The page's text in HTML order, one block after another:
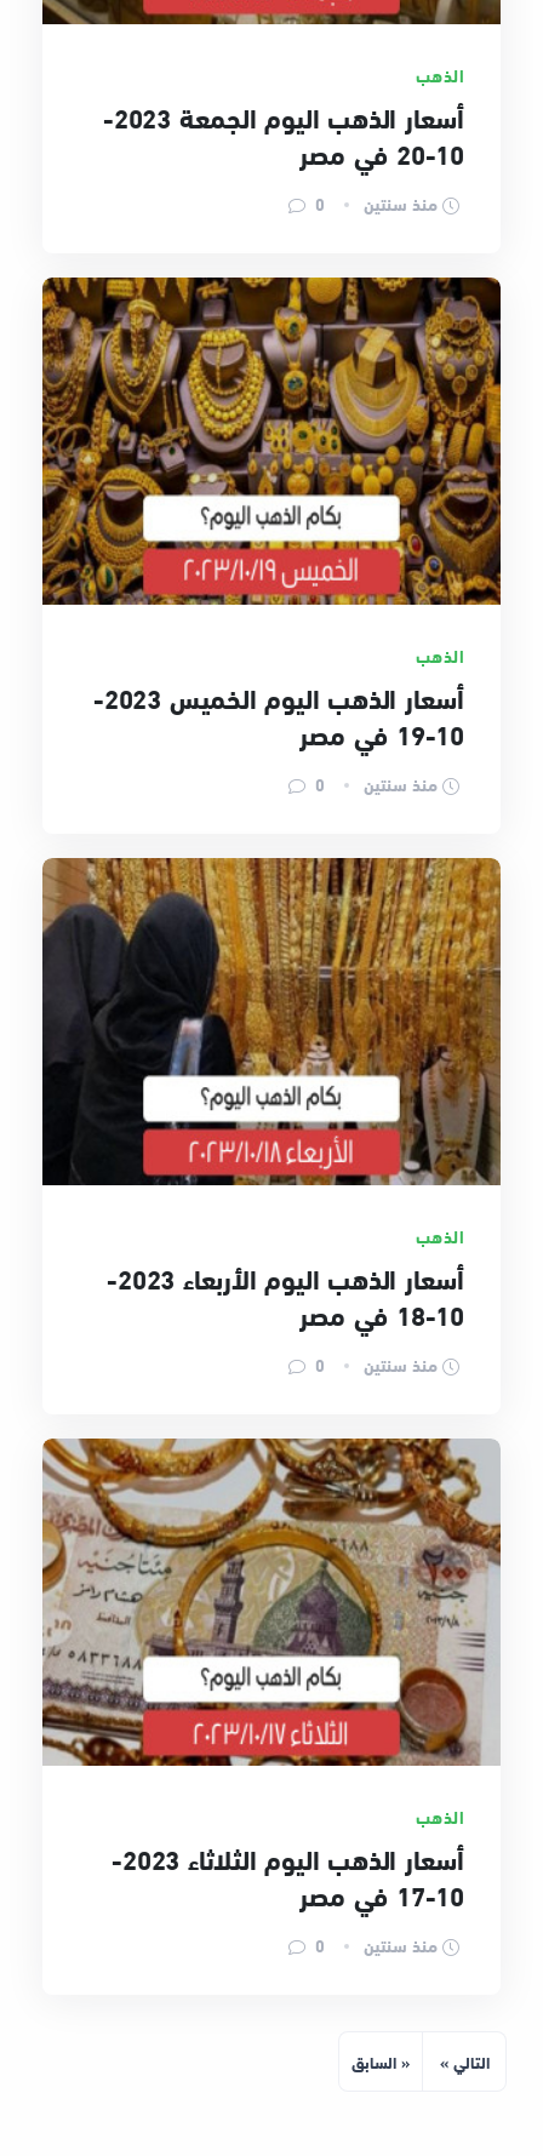
الذهب
أسعار الذهب اليوم الجمعة 2023-
10-20 في مصر
منذ سنتين
الذهب
أسعار الذهب اليوم الخميس 2023-
10-19 في مصر
منذ سنتين
الذهب
أسعار الذهب اليوم الأربعاء 2023-
10-18 في مصر
منذ سنتين
الذهب
أسعار الذهب اليوم الثلاثاء 2023-
10-17 في مصر
منذ سنتين
« السابق التالي »